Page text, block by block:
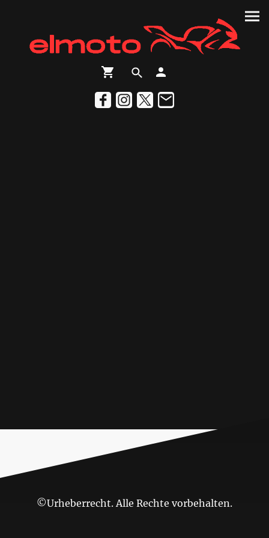
©Urheberrecht. Alle Rechte vorbehalten.